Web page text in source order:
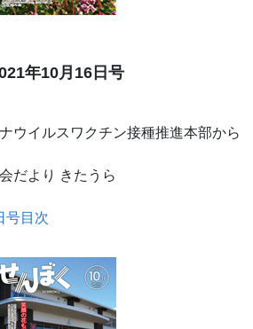
年10月16日号
ウイルスワクチン接種推進本部から
だより きたうら
号目次